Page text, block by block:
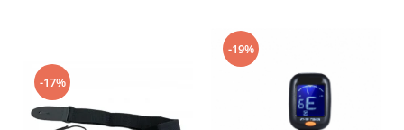
Scaune si Banchete pt Pian
Suporti clape
Acordeoane
-17%
-19%